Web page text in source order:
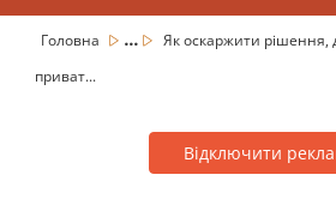
Головна ...
Як оскаржити рішення,
приват...
Відключити